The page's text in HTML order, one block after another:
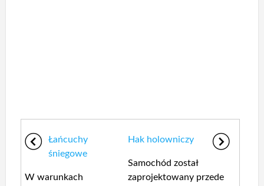
Łańcuchy
śniegowe
W warunkach
Hak holowniczy
Samochód został
zaprojektowany przede